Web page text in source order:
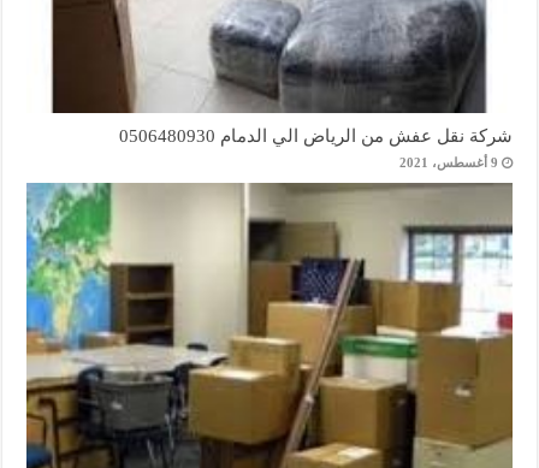
شركة نقل عفش من الرياض الي الدمام 0506480930
9 أغسطس، 2021